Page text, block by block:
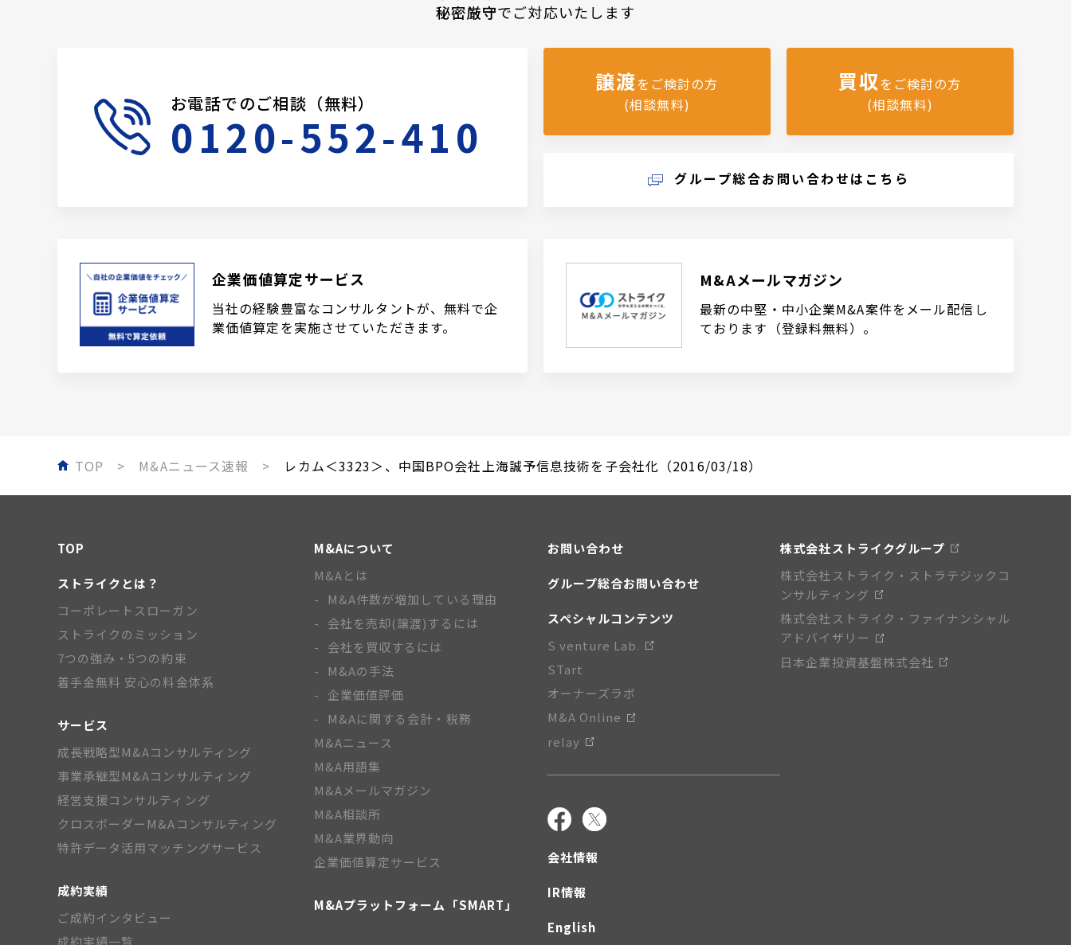
秘密厳守でご対応いたします
お電話でのご相談（無料）
0120-552-410
譲渡をご検討の方
(相談無料)
買収をご検討の方
(相談無料)
グループ総合お問い合わせはこちら
企業価値算定サービス
当社の経験豊富なコンサルタントが、無料で企
業価値算定を実施させていただきます。
M&Aメールマガジン
最新の中堅・中小企業M&A案件をメール配信し
ております（登録料無料）。
TOP M&Aニュース速報 レカム＜3323＞、中国BPO会社上海誠予信息技術を子会社化（2016/03/18）
TOP
ストライクとは？
コーポレートスローガン
ストライクのミッション
7つの強み・5つの約束
着手金無料 安心の料金体系
サービス
成長戦略型M&Aコンサルティング
事業承継型M&Aコンサルティング
経営支援コンサルティング
クロスボーダーM&Aコンサルティング
特許データ活用マッチングサービス
成約実績
ご成約インタビュー
成約実績一覧
M&Aについて
M&Aとは
M&A件数が増加している理由
会社を売却(譲渡)するには
会社を買収するには
M&Aの手法
企業価値評価
M&Aに関する会計・税務
M&Aニュース
M&A用語集
M&Aメールマガジン
M&A相談所
M&A業界動向
企業価値算定サービス
M&Aプラットフォーム「SMART」
お問い合わせ
グループ総合お問い合わせ
スペシャルコンテンツ
S venture Lab.
STart
オーナーズラボ
M&A Online
relay
会社情報
IR情報
English
株式会社ストライクグループ
株式会社ストライク・ストラテジックコ
ンサルティング
株式会社ストライク・ファイナンシャル
アドバイザリー
日本企業投資基盤株式会社